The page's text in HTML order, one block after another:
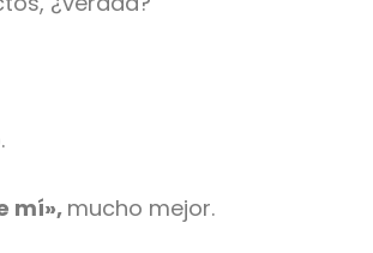
mí», mucho mejor.